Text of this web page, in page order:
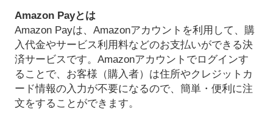
Amazon Payとは
Amazon Payは、Amazonアカウントを利用して、購
入代金やサービス利用料などのお支払いができる決
済サービスです。Amazonアカウントでログインす
ることで、お客様（購入者）は住所やクレジットカ
ード情報の入力が不要になるので、簡単・便利に注
文をすることができます。